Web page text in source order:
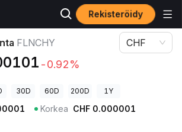
Rekisteröidy
hinta FLNCHY
FLNCHY
-0.92%
CHF
30D 60D 200D 1Y
Korkea CHF 0.000001